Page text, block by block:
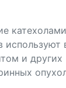
используют
и других